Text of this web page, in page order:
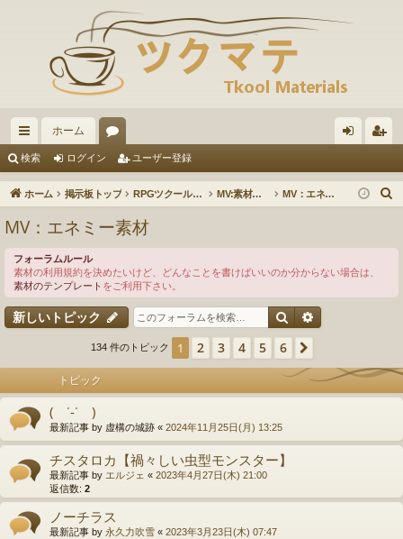
イ
ッ
ン
ク
ホーム
ー
ム
イ ザ
検索 ログイン ユーザー登録
ホーム 掲示板トップ RPGツクールMV MV:素材の投稿・ダウンロード MV：エネミー素材
MV：エネミー素材
フォーラムルール
素材の利用規約を決めたいけど、どんなことを書けばいいのか分からない場合は、
素材のテンプレート をご利用下さい。
新しいトピック 検索
134 件のトピック 1 2 3 4 5 6
トピック
( ˙-˙ )
最新記事 by 虚構の城跡 « 2024年11月25日(月) 13:25
チスタロカ【禍々しい虫型モンスター】
最新記事 by エルジェ « 2023年4月27日(木) 21:00
返信数: 2
ノーチラス
最新記事 by 永久力吹雪 « 2023年3月23日(木) 07:47